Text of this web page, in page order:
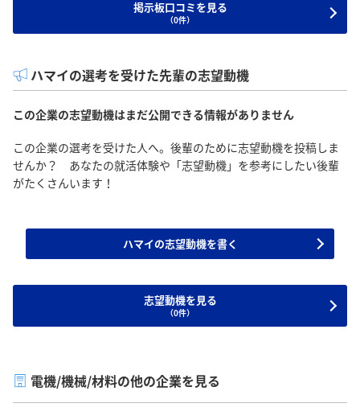
掲示板口コミを見る
（0件）
ハマイの選考を受けた先輩の志望動機
この企業の志望動機はまだ公開できる情報がありません
この企業の選考を受けた人へ。後輩のために志望動機を投稿しま
せんか？ あなたの就活体験や「志望動機」を参考にしたい後輩
がたくさんいます！
ハマイの志望動機を書く
志望動機を見る
（0件）
電機/機械/材料の他の企業を見る